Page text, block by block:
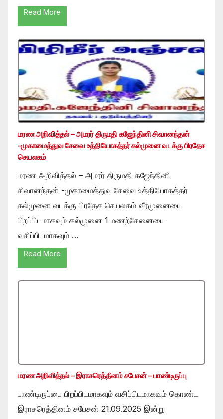
Read More
மரண அறிவித்தல் – அமரர் திருமதி கஜேந்தினி சிவானந்தன்
-முகாமைத்துவ சேவை உத்தியோகத்தர் கல்முனை வடக்கு பிரதேச
செயலகம்
மரண அறிவித்தல் – அமரர் திருமதி கஜேந்தினி
சிவானந்தன் -முகாமைத்துவ சேவை உத்தியோகத்தர்
கல்முனை வடக்கு பிரதேச செயலகம் வீரமுனையை
பிறப்பிடமாகவும் கல்முனை 1 மணற்சேனையை
வசிப்பிடமாகவும் …
Read More
மரண அறிவித்தல் – இராசரெத்தினம் சபேசன் – பாண்டிருப்பு
பாண்டிருப்பை பிறப்பிடமாகவும் வசிப்பிடமாகவும் கொண்ட
இராசரெத்தினம் சபேசன் 21.09.2025 இன்று